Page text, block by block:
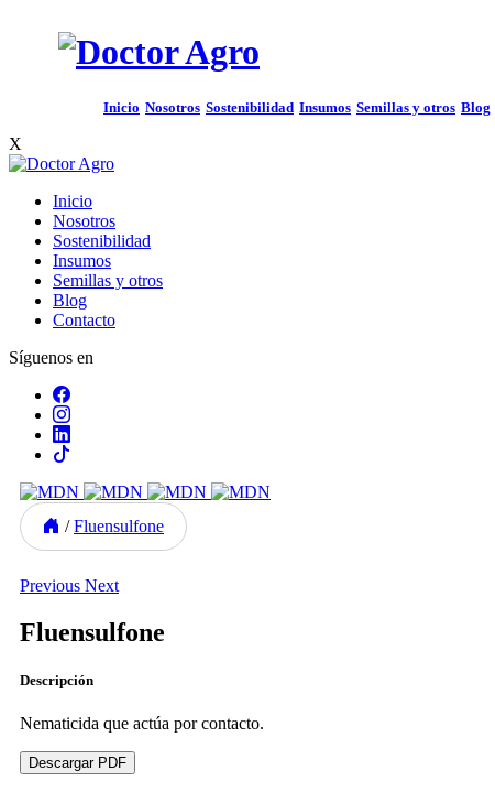
Inicio Nosotros Sostenibilidad Insumos Semillas y otros Blog
X
Inicio
Nosotros
Sostenibilidad
Insumos
Semillas y otros
Blog
Contacto
Síguenos en
/ Fluensulfone
Previous Next
Fluensulfone
Descripción
Nematicida que actúa por contacto.
Descargar PDF